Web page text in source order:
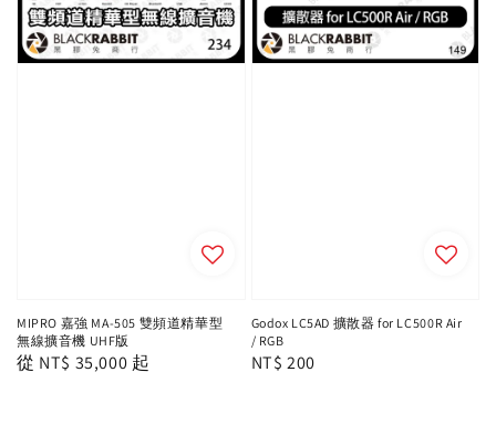
MIPRO 嘉強 MA-505 雙頻道精華型
無線擴音機 UHF版
Regular
從 NT$ 35,000 起
Godox LC5AD 擴散器 for LC500R Air
/ RGB
Regular
NT$ 200